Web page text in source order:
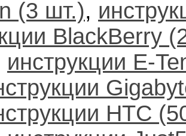
(3 шт.),
BlackBerry
инструкции E-
HTC